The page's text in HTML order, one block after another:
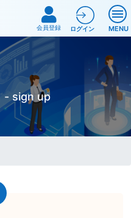
MENU
会員登録 ログイン
- sign up